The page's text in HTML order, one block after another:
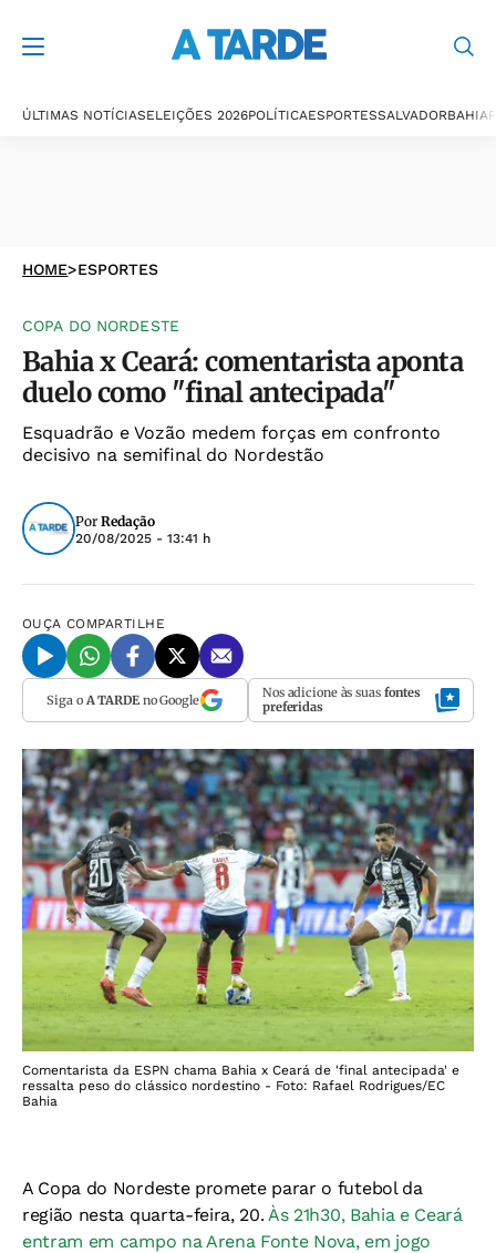
ÚLTIMAS NOTÍCIASELEIÇÕES 2026POLÍTICAESPORTESSALVADORBAHIA
HOME>ESPORTES
COPA DO NORDESTE
Bahia x Ceará: comentarista aponta
duelo como "final antecipada"
Esquadrão e Vozão medem forças em confronto
decisivo na semifinal do Nordestão
Por Redação
20/08/2025 - 13:41 h
OUÇA COMPARTILHE
Siga o A TARDEno Google Nos adicione às suas fontes
preferidas
Comentarista da ESPN chama Bahia x Ceará de 'final antecipada' e
ressalta peso do clássico nordestino - Foto: Rafael Rodrigues/EC
Bahia
A Copa do Nordeste promete parar o futebol da
região nesta quarta-feira, 20. Às 21h30, Bahia e Ceará
entram em campo na Arena Fonte Nova, em jogo